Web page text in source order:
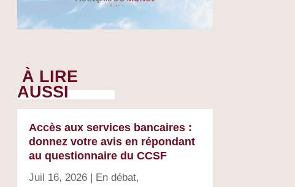
À LIRE
AUSSI
Accès aux services bancaires :
donnez votre avis en répondant
au questionnaire du CCSF
Juil 16, 2026| En débat,